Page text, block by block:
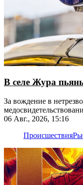
В селе Жура
За вождение в
лишение прав
06 Авг., 2026, 15:16
Происшествия